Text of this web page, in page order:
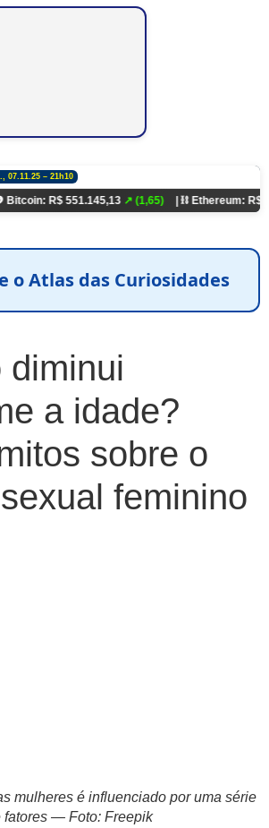
07.11.25 – 21h10
551.145,13↗ (1,65) | ⛓️ Ethereum: R$ 18.321,93
o Atlas das Curiosidades
diminui
a idade?
sobre o
feminino
mulheres é influenciado por uma série
fatores — Foto: Freepik